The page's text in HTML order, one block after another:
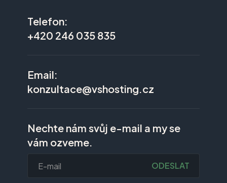
Telefon:
+420 246 035 835
Email:
konzultace@vshosting.cz
Nechte nám svůj e-mail a my se
vám ozveme.
ODESLAT